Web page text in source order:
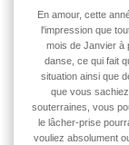
En amour, cette
l'impression que
mois de Janvier à
danse, ce qui fait
situation ainsi que
que vous
souterraines, vous
le lâcher-prise
vouliez absolument